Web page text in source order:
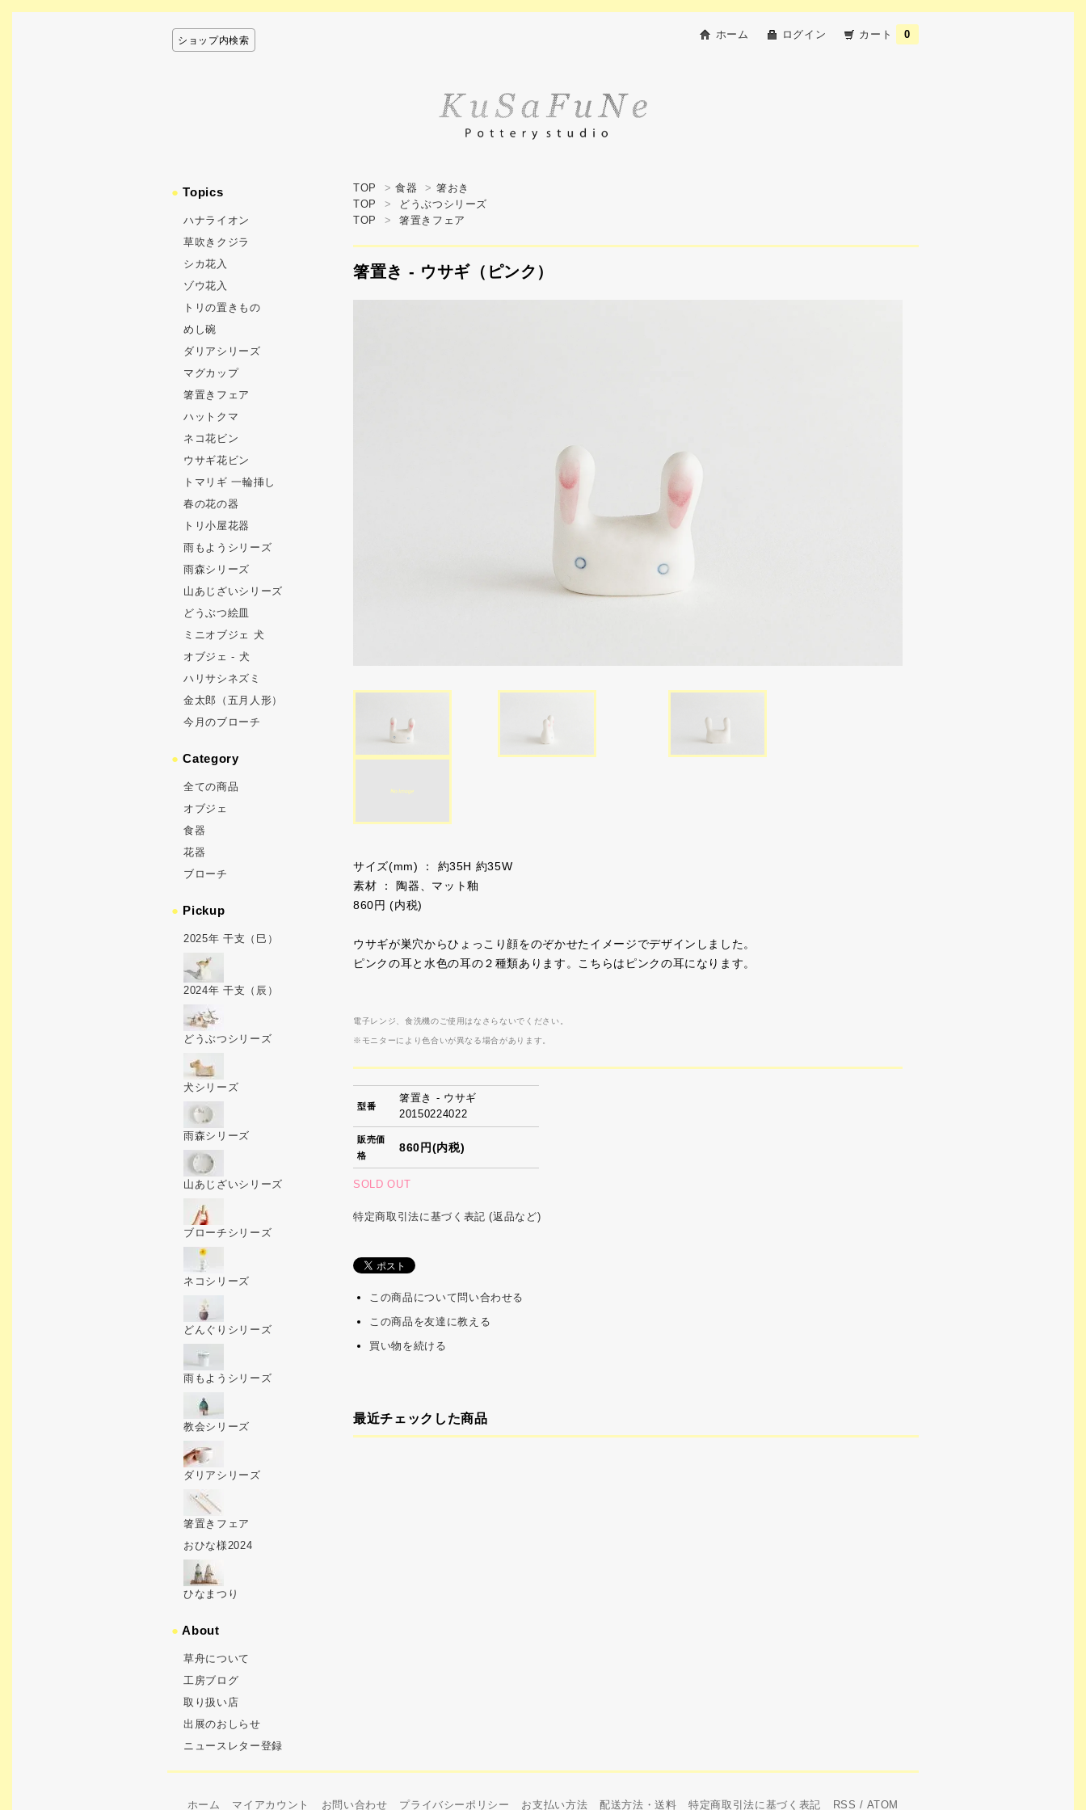
ホーム ログイン カート 0
ショップ内検索
TOP > 食器 > 箸おき
TOP
>
どうぶつシリーズ
TOP
> 箸置きフェア
箸置き - ウサギ（ピンク）
サイズ(mm) ： 約35H 約35W
素材 ： 陶器、マット釉
860円 (内税)
ウサギが巣穴からひょっこり顔をのぞかせたイメージでデザインしました。
ピンクの耳と水色の耳の２種類あります。こちらはピンクの耳になります。
電子レンジ、食洗機のご使用はなさらないでください。
※モニターにより色合いが異なる場合があります。
型番
箸置き - ウサギ
20150224022
販売価
格
860円(内税)
SOLD OUT
特定商取引法に基づく表記 (返品など)
この商品について問い合わせる
この商品を友達に教える
買い物を続ける
最近チェックした商品
●Topics
ハナライオン
草吹きクジラ
シカ花入
ゾウ花入
トリの置きもの
めし碗
ダリアシリーズ
マグカップ
箸置きフェア
ハットクマ
ネコ花ビン
ウサギ花ビン
トマリギ 一輪挿し
春の花の器
トリ小屋花器
雨もようシリーズ
雨森シリーズ
山あじざいシリーズ
どうぶつ絵皿
ミニオブジェ 犬
オブジェ - 犬
ハリサシネズミ
金太郎（五月人形）
今月のブローチ
●Category
全ての商品
オブジェ
食器
花器
ブローチ
● Pickup
2025年 干支（巳）
2024年 干支（辰）
どうぶつシリーズ
犬シリーズ
雨森シリーズ
山あじざいシリーズ
ブローチシリーズ
ネコシリーズ
どんぐりシリーズ
雨もようシリーズ
教会シリーズ
ダリアシリーズ
箸置きフェア
おひな様2024
ひなまつり
●About
草舟について
工房ブログ
取り扱い店
出展のおしらせ
ニュースレター登録
ホーム マイアカウント お問い合わせ プライバシーポリシー お支払い方法 配送方法・送料 特定商取引法に基づく表記 RSS / ATOM